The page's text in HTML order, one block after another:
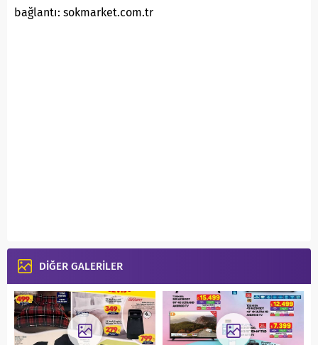
bağlantı: sokmarket.com.tr
DİĞER GALERİLER